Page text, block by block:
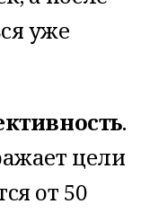
уже
.
цели
от 50